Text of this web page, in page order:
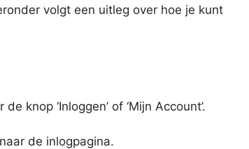
volgt een uitleg over hoe je kunt
knop ‘Inloggen’ of ‘Mijn Account’.
de inlogpagina.